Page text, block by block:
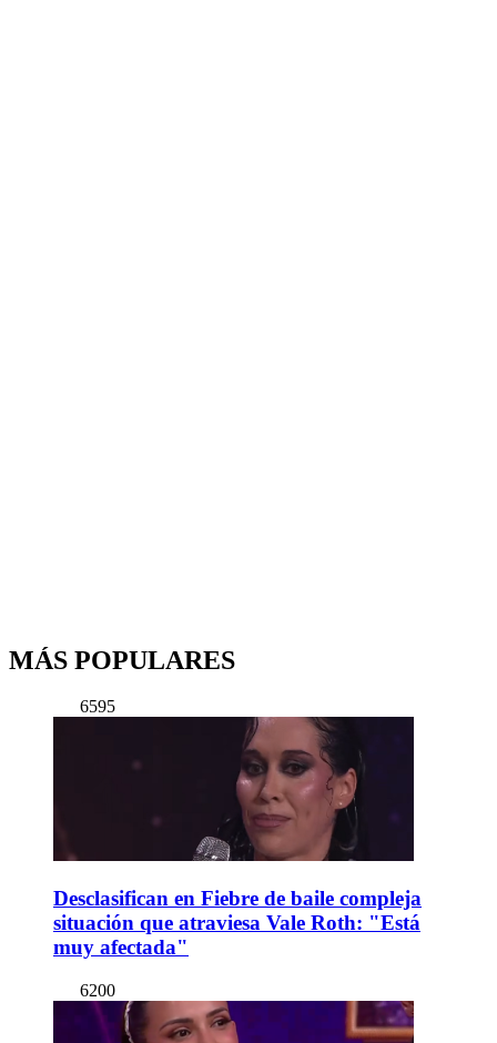
MÁS POPULARES
6595
Desclasifican en Fiebre de baile compleja
situación que atraviesa Vale Roth: "Está
muy afectada"
6200